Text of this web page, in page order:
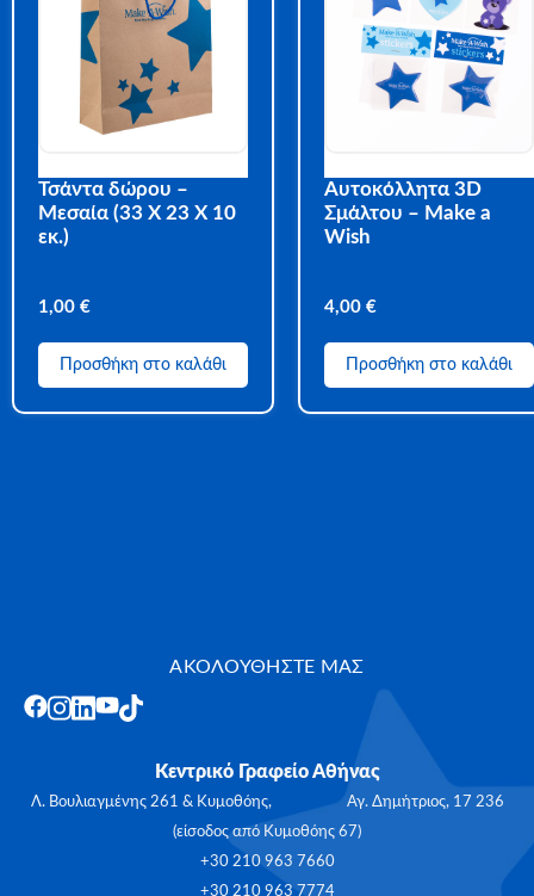
Τσάντα δώρου –
Μεσαία (33 Χ 23 Χ 10
εκ.)
1,00 €
Προσθήκη στο καλάθι
Αυτοκόλλητα 3D
Σμάλτου – Make a
Wish
4,00 €
Προσθήκη στο καλάθι
ΑΚΟΛΟΥΘΗΣΤΕ ΜΑΣ
Κεντρικό Γραφείο Αθήνας
Λ. Βουλιαγμένης 261 & Κυμοθόης, Αγ. Δημήτριος, 17 236
(είσοδος από Κυμοθόης 67)
+30 210 963 7660
+30 210 963 7774